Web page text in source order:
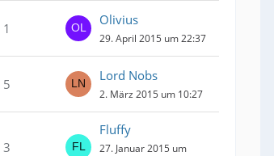
1
Olivius
29. April 2015 um 22:37
5
Lord Nobs
2. März 2015 um 10:27
3
Fluffy
27. Januar 2015 um